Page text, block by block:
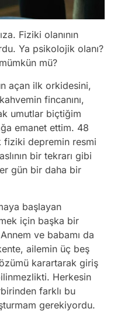
Fiziki olanının
Ya psikolojik olanı?
mü?
açan ilk orkidesini,
fincanını,
umutlar biçtiğim
emanet ettim. 48
fiziki depremin resmi
bir tekrarı gibi
gün bir daha bir
başlayan
için başka bir
ve babamı da
ailemin üç beş
karartarak giriş
Herkesin
farklı bu
gerekiyordu.